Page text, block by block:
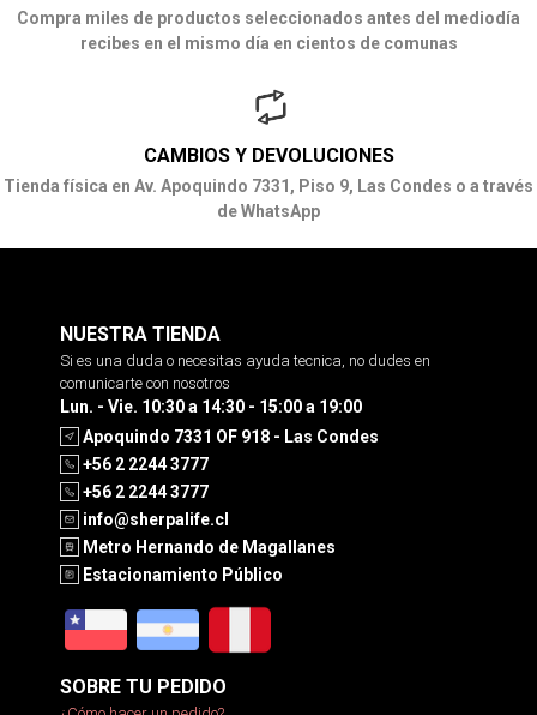
Compra miles de productos seleccionados antes del mediodía
recibes en el mismo día en cientos de comunas
CAMBIOS Y DEVOLUCIONES
Tienda física en Av. Apoquindo 7331, Piso 9, Las Condes o a través
de WhatsApp
NUESTRA TIENDA
Si es una duda o necesitas ayuda tecnica, no dudes en
comunicarte con nosotros
Lun. - Vie. 10:30 a 14:30 - 15:00 a 19:00
Apoquindo 7331 OF 918 - Las Condes
+56 2 2244 3777
+56 2 2244 3777
info@sherpalife.cl
Metro Hernando de Magallanes
Estacionamiento Público
SOBRE TU PEDIDO